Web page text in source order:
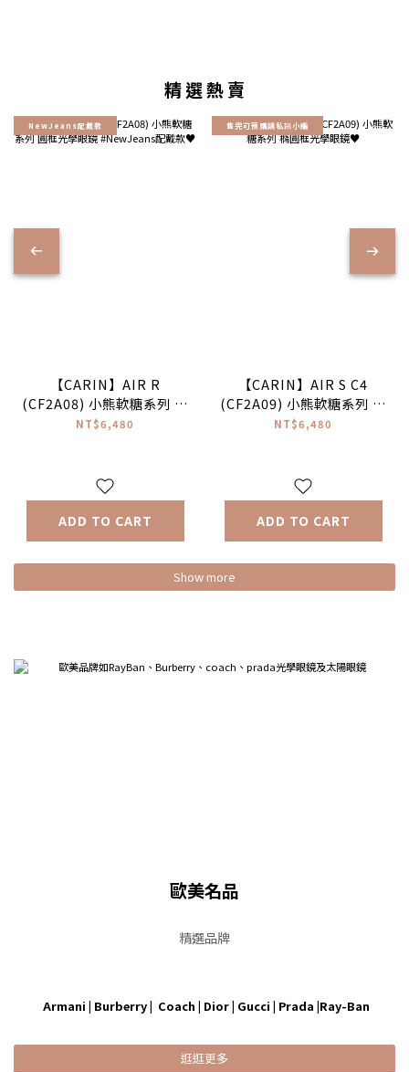
精 選 熱 賣
NewJeans配戴款
【CARIN】AIR R
(CF2A08) 小熊軟糖系列 圓
框光學眼鏡 #NewJeans配
NT$6,480
ADD TO CART
售完可預購請私訊小編
【CARIN】AIR S C4
(CF2A09) 小熊軟糖系列 橢
圓框光學眼鏡♥
NT$6,480
ADD TO CART
Show more
歐美名品
精選品牌
Armani | Burberry | Coach | Dior | Gucci | Prada |Ray-Ban
逛逛更多